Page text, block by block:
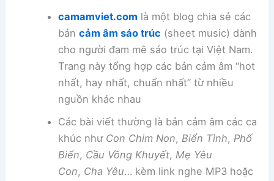
camamviet.com là một blog chia sẻ các
bản cảm âm sáo trúc (sheet music) dành
cho người đam mê sáo trúc tại Việt Nam.
Trang này tổng hợp các bản cảm âm “hot
nhất, hay nhất, chuẩn nhất” từ nhiều
nguồn khác nhau
Các bài viết thường là bản cảm âm các ca
khúc như Con Chim Non, Biển Tình, Phố
Biển, Cầu Vồng Khuyết, Mẹ Yêu
Con, Cha Yêu… kèm link nghe MP3 hoặc